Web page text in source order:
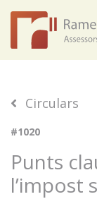
Circulars
#1020
Punts
l’impost